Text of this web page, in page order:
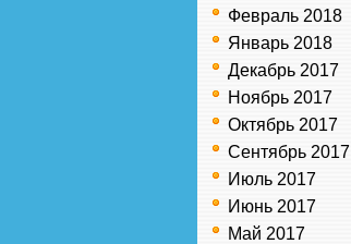
Февраль 2018
Январь 2018
Декабрь 2017
Ноябрь 2017
Октябрь 2017
Сентябрь 2017
Июль 2017
Июнь 2017
Май 2017